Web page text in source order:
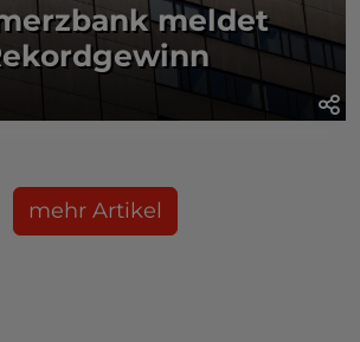
meldet
mehr Artikel